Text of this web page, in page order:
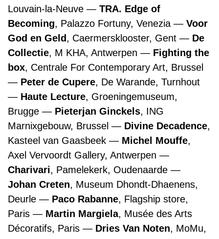
Louvain-la-Neuve
TRA. Edge of
Becoming, Palazzo Fortuny, Venezia
Voor
God en Geld, Caermersklooster, Gent
De
Collectie, M KHA, Antwerpen
Fighting the
box, Centrale For Contemporary Art, Brussel
Peter de Cupere, De Warande, Turnhout
Haute Lecture, Groeningemuseum,
Brugge
Pieterjan Ginckels, ING
Marnixgebouw, Brussel
Divine Decadence,
Kasteel van Gaasbeek
Michel Mouffe,
Axel Vervoordt Gallery, Antwerpen
Charivari, Pamelekerk, Oudenaarde
Johan Creten, Museum Dhondt-Dhaenens,
Deurle
Paco Rabanne, Flagship store,
Paris
Martin Margiela, Musée des Arts
Décoratifs, Paris
Dries Van Noten, MoMu,